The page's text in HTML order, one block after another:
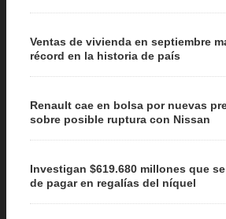
Ventas de vivienda en septiembre
récord en la historia de país
Renault cae en bolsa por nuevas
sobre posible ruptura con Nissan
Investigan $619.680 millones que
de pagar en regalías del níquel